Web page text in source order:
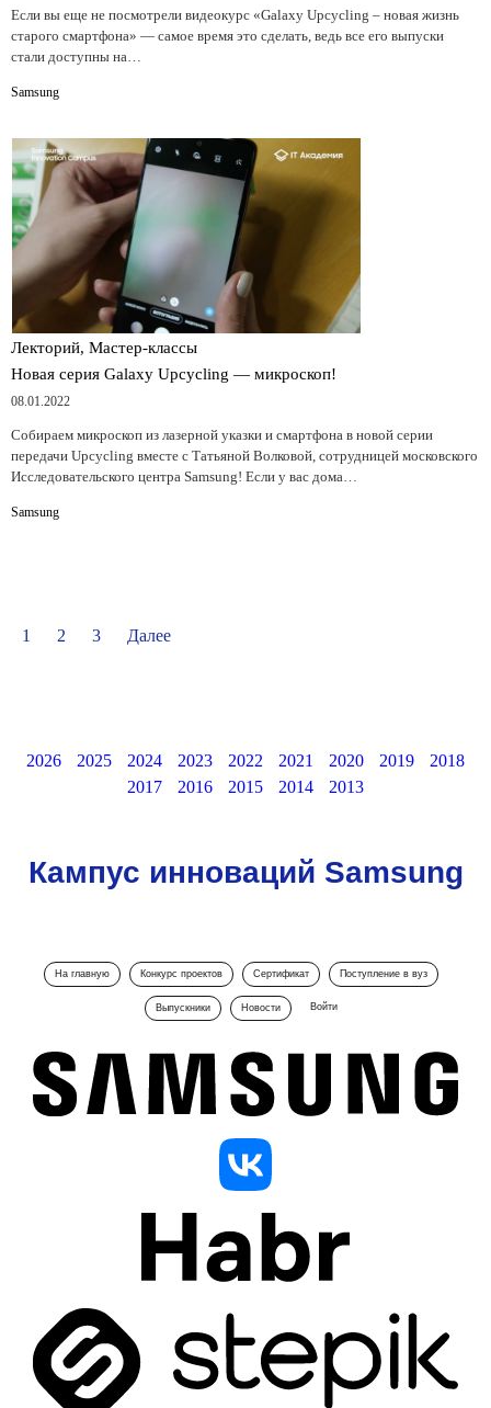
Если вы еще не посмотрели видеокурс «Galaxy Upcycling – новая жизнь
старого смартфона» — самое время это сделать, ведь все его выпуски
стали доступны на…
Samsung
Лекторий, Мастер-классы
Новая серия Galaxy Upcycling — микроскоп!
08.01.2022
Собираем микроскоп из лазерной указки и смартфона в новой серии
передачи Upcycling вместе с Татьяной Волковой, сотрудницей московского
Исследовательского центра Samsung! Если у вас дома…
Samsung
1 2 3 Далее
2026 2025 2024 2023 2022 2021 2020 2019
2018
2017
2016 2015 2014 2013
Кампус инноваций Samsung
На главную Конкурс проектов Сертификат Поступление в вуз
Выпускники Новости Войти